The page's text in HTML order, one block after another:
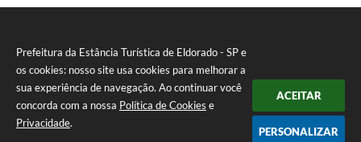
Prefeitura da Estância Turística de Eldorado - SP e
os cookies: nosso site usa cookies para melhorar a
sua experiência de navegação. Ao continuar você
concorda com a nossa Política de Cookies e
Privacidade.
ACEITAR
PERSONALIZAR